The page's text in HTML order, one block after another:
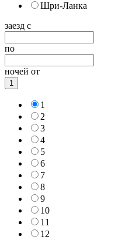
Шри-Ланка
заезд с
по
ночей от
1
1
2
3
4
5
6
7
8
9
10
11
12